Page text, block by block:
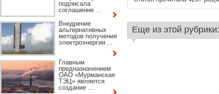
Еще из этой рубрики:
подписала
соглашение ...
Внедрение
альтернативных
методов получения
электроэнергии ...
Главным
предназначением
ОАО «Мурманская
ТЭЦ» является
создание ...